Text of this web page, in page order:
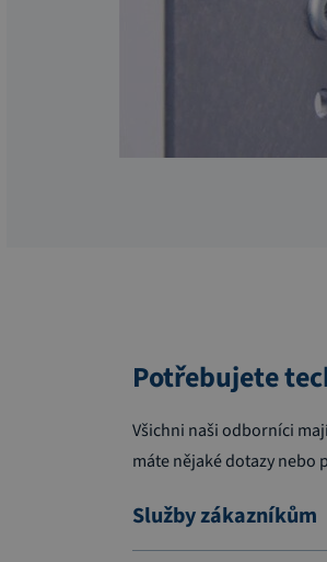
Potřebujete
Všichni naši odborníci
máte nějaké dotazy nebo
Služby zákazníkům